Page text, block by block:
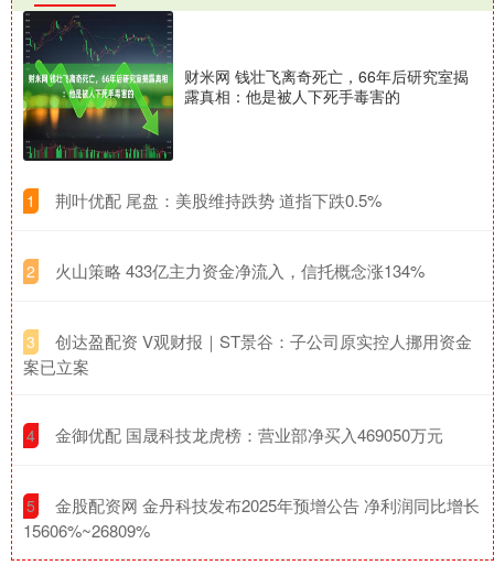
财米网 钱壮飞离奇死亡，66年后研究室揭
露真相：他是被人下死手毒害的
1 ​荆叶优配 尾盘：美股维持跌势 道指下跌0.5%
2 ​火山策略 433亿主力资金净流入，信托概念涨134%
3
​创达盈配资 V观财报｜ST景谷：子公司原实控人挪用资金
案已立案
4 ​金御优配 国晟科技龙虎榜：营业部净买入469050万元
5
​金股配资网 金丹科技发布2025年预增公告 净利润同比增长
15606%~26809%